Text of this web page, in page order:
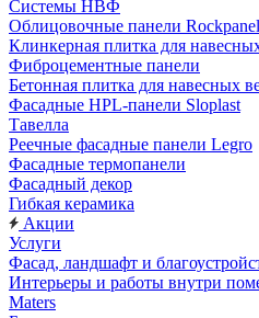
Системы НВФ
Облицовочные панели Rockpanel
Клинкерная плитка для
Фиброцементные панели
Бетонная плитка для навесных
Фасадные HPL-панели Sloplast
Тавелла
Реечные фасадные панели Legro
Фасадные термопанели
Фасадный декор
Гибкая керамика
Акции
Услуги
Фасад, ландшафт и
Интерьеры и работы внутри
Maters